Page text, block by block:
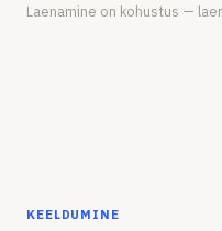
Laenamine on kohustus —
KEELDUMINE